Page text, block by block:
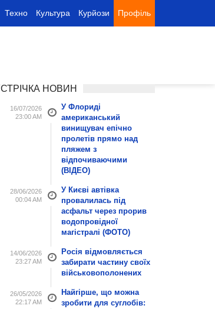
Техно Культура Курйози Профіль
СТРІЧКА НОВИН
16/07/2026
23:00 AM
У Флориді
американський
винищувач епічно
пролетів прямо над
пляжем з
відпочиваючими
(ВІДЕО)
28/06/2026
00:04 AM
У Києві автівка
провалилась під
асфальт через прорив
водопровідної
магістралі (ФОТО)
14/06/2026
23:27 AM
Росія відмовляється
забирати частину своїх
військовополонених
26/05/2026
22:17 AM
Найгірше, що можна
зробити для суглобів: